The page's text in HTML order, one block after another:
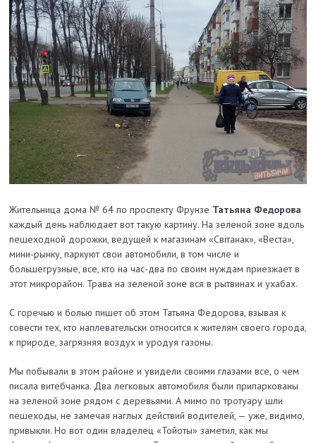
Жительница дома № 64 по проспекту Фрунзе Татьяна Федорова
каждый день наблюдает вот такую картину. На зеленой зоне вдоль
пешеходной дорожки, ведущей к магазинам «Світанак», «Веста»,
мини-рынку, паркуют свои автомобили, в том числе и
большегрузные, все, кто на час-два по своим нуждам приезжает в
этот микрорайон. Трава на зеленой зоне вся в рытвинах и ухабах.
С горечью и болью пишет об этом Татьяна Федорова, взывая к
совести тех, кто наплевательски относится к жителям своего города,
к природе, загрязняя воздух и уродуя газоны.
Мы побывали в этом районе и увидели своими глазами все, о чем
писала витебчанка. Два легковых автомобиля были припаркованы
на зеленой зоне рядом с деревьями. А мимо по тротуару шли
пешеходы, не замечая наглых действий водителей, — уже, видимо,
привыкли. Но вот один владелец «Тойоты» заметил, как мы